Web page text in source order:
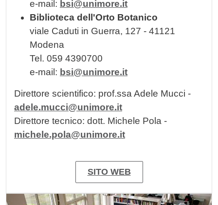
e-mail: bsi@unimore.it
Biblioteca dell'Orto Botanico
viale Caduti in Guerra, 127 - 41121
Modena
Tel. 059 4390700
e-mail: bsi@unimore.it
Direttore scientifico: prof.ssa Adele Mucci -
adele.mucci@unimore.it
Direttore tecnico: dott. Michele Pola -
michele.pola@unimore.it
SITO WEB
Image